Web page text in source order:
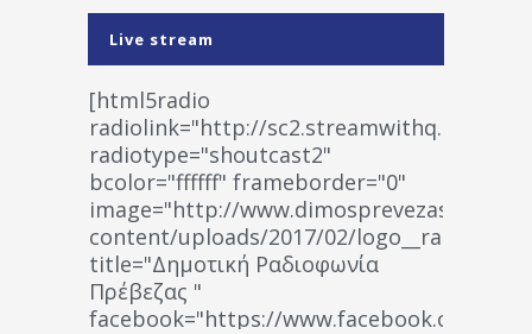
Live stream
[html5radio
radiolink="http://
radiotype="shoutcast2"
bcolor="ffffff" frameborder="0"
image="http://www.dimosprevezas.gr/wp-
content/uploads/2017/02/
title="Δημοτική Ραδιοφωνία
Πρέβεζας "
facebook="https://www.facebook.com/